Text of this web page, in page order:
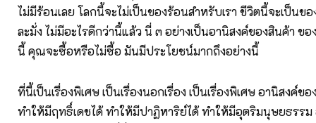
ไม่มีร้อนเลย โลกนี้จะไม่เป็นของร้อนสำหรับเรา ชีวิตนี้จะเป็นข
ละมั่ง ไม่มีอะไรดีกว่านี้แล้ว นี่ ๓ อย่างเป็นอานิสงค์ของสินค้า ข
นี้ คุณจะซื้อหรือไม่ซื้อ มันมีประโยชน์มากถึงอย่างนี้
ที่นี้เป็นเรื่องพิเศษ เป็นเรื่องนอกเรื่อง เป็นเรื่องพิเศษ อานิสงค์ข
ทำให้มีฤทธิ์เดชได้ ทำให้มีปาฏิหาริย์ได้ ทำให้มีอุตริมนุษยธรร